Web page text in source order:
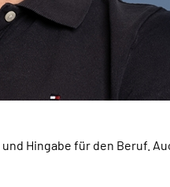
Hingabe für den Beruf.